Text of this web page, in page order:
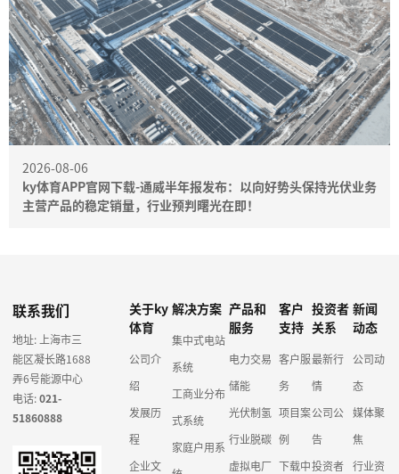
2026-08-06
ky体育APP官网下载-通威半年报发布：以向好势头保持光伏业务
主营产品的稳定销量，行业预判曙光在即！
联系我们
地址: 上海市三
能区凝长路1688
弄6号能源中心
电话:021-
51860888
关于ky
体育
公司介
绍
发展历
程
企业文
解决方案
集中式电站
系统
工商业分布
式系统
家庭户用系
产品和
服务
电力交易
储能
光伏制氢
行业脱碳
虚拟电厂
客户
支持
客户服
务
项目案
例
下载中
投资者
关系
最新行
情
公司公
告
投资者
新闻
动态
公司动
态
媒体聚
焦
行业资